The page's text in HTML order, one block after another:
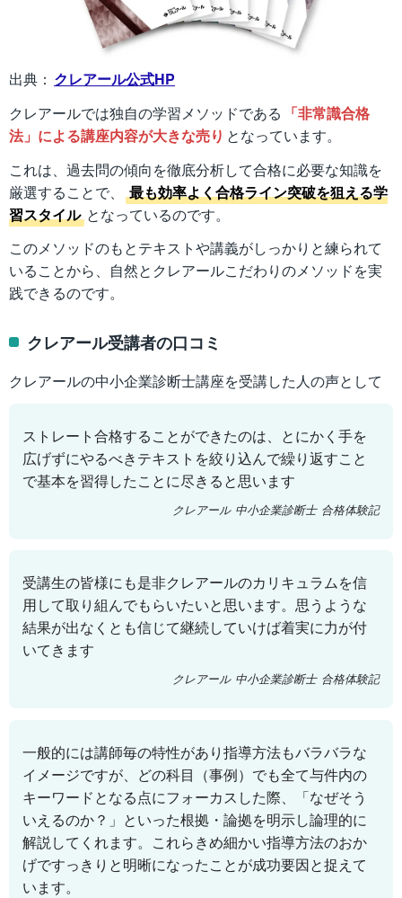
出典： クレアール公式HP
クレアールでは独自の学習メソッドである 「非常識合格
法」による講座内容が大きな売り となっています。
これは、過去問の傾向を徹底分析して合格に必要な知識を
厳選することで、
最も効率よく合格ライン突破を狙える学
習スタイル となっているのです。
このメソッドのもとテキストや講義がしっかりと練られて
いることから、自然とクレアールこだわりのメソッドを実
践できるのです。
クレアール受講者の口コミ
クレアールの中小企業診断士講座を受講した人の声として
ストレート合格することができたのは、とにかく手を
広げずにやるべきテキストを絞り込んで繰り返すこと
で基本を習得したことに尽きると思います
クレアール 中小企業診断士 合格体験記
受講生の皆様にも是非クレアールのカリキュラムを信
用して取り組んでもらいたいと思います。思うような
結果が出なくとも信じて継続していけば着実に力が付
いてきます
クレアール 中小企業診断士 合格体験記
一般的には講師毎の特性があり指導方法もバラバラな
イメージですが、どの科目（事例）でも全て与件内の
キーワードとなる点にフォーカスした際、「なぜそう
いえるのか？」といった根拠・論拠を明示し論理的に
解説してくれます。これらきめ細かい指導方法のおか
げですっきりと明晰になったことが成功要因と捉えて
います。